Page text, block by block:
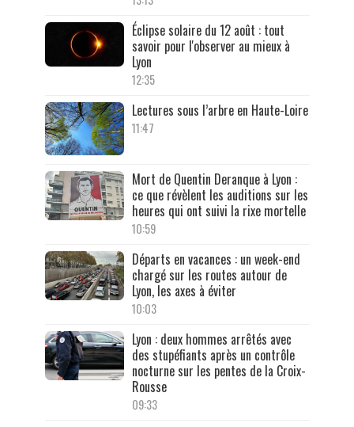
Éclipse solaire du 12 août : tout
savoir pour l'observer au mieux à
Lyon
12:35
Lectures sous l’arbre en Haute-Loire
11:47
Mort de Quentin Deranque à Lyon :
ce que révèlent les auditions sur les
heures qui ont suivi la rixe mortelle
10:59
Départs en vacances : un week-end
chargé sur les routes autour de
Lyon, les axes à éviter
10:03
Lyon : deux hommes arrêtés avec
des stupéfiants après un contrôle
nocturne sur les pentes de la Croix-
Rousse
09:33